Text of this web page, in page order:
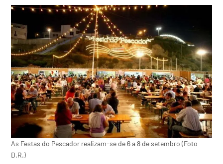
As Festas do Pescador realizam-se de 6 a 8 de setembro (Foto
D.R.)